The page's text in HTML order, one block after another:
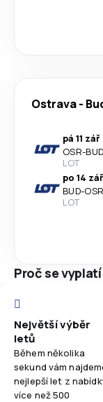
Ostrava-
pá 11 zář
OSR-BUD
LOT
po 14 zář
BUD-OSR
LOT
Proč se
Největší výběr
letů
Během několika
sekund vám
nejlepší let z
více než 500